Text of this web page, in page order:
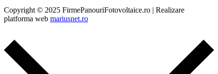
Copyright © 2025 FirmePanouriFotovoltaice.ro | Realizare
platforma web mariusnet.ro